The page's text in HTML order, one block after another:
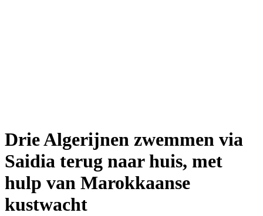
Drie Algerijnen zwemmen via
Saidia terug naar huis, met
hulp van Marokkaanse
kustwacht